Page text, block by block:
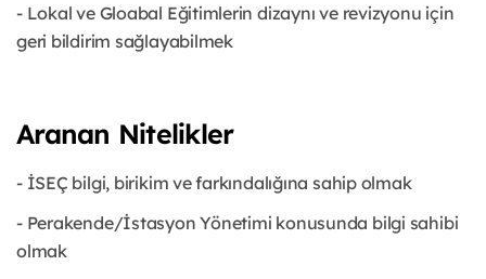
- Lokal ve Gloabal Eğitimlerin dizaynı ve revizyonu için
geri bildirim sağlayabilmek
Aranan Nitelikler
- İSEÇ bilgi, birikim ve farkındalığına sahip olmak
- Perakende/İstasyon Yönetimi konusunda bilgi sahibi
olmak